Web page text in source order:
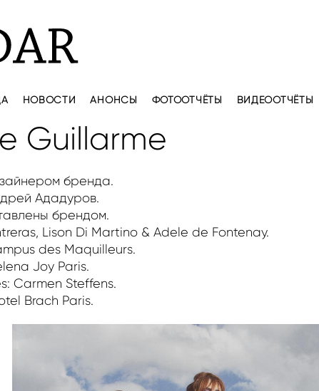
НОВОСТИ АНОНСЫ ФОТООТЧЁТЫ ВИДЕООТЧЁТЫ
Guillarme
бренда.
Ададуров.
брендом.
Lison Di Martino & Adele de Fontenay.
des Maquilleurs.
Joy Paris.
Carmen Steffens.
Brach Paris.